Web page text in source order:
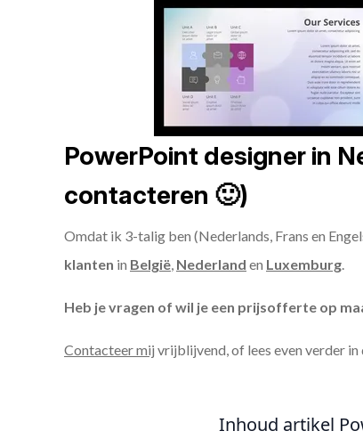
PowerPoint designer in
contacteren 🙂)
Omdat ik 3-talig ben (Nederlands, Frans en
klanten in België, Nederland en Luxemburg.
Heb je vragen of wil je een prijsofferte op
Contacteer mij vrijblijvend, of lees even verder
Inhoud artikel